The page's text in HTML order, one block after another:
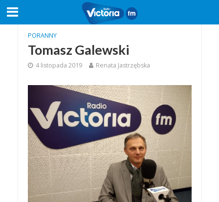
PORANNY
Tomasz Galewski
4 listopada 2019 Renata Jastrzębska